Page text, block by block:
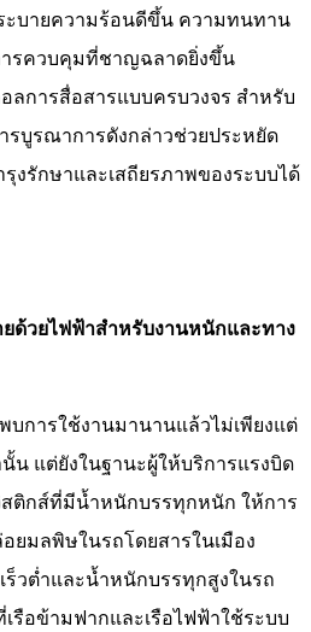
ะบายความร้อนดีขึ้น ความทนทาน
รควบคุมที่ชาญฉลาดยิ่งขึ้น
ลการสื่อสารแบบครบวงจร สำหรับ
รบูรณาการดังกล่าวช่วยประหยัด
งรักษาและเสถียรภาพของระบบได้
ยด้วยไฟฟ้าสำหรับงานหนักและทาง
พบการใช้งานมานานแล้วไม่เพียงแต่
น แต่ยังในฐานะผู้ให้บริการแรงบิด
ติกส์ที่มีน้ำหนักบรรทุกหนัก ให้การ
ยมลพิษในรถโดยสารในเมือง
วต่ำและน้ำหนักบรรทุกสูงในรถ
อข้ามฟากและเรือไฟฟ้าใช้ระบบ